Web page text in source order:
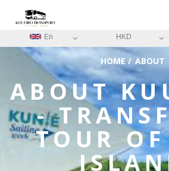
En HKD
HOME/ ABOUT
ABOUT
-
TOUR